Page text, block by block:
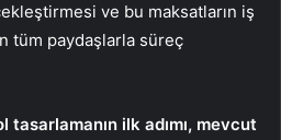
ve bu maksatların iş
tüm paydaşlarla süreç
ilk adımı, mevcut